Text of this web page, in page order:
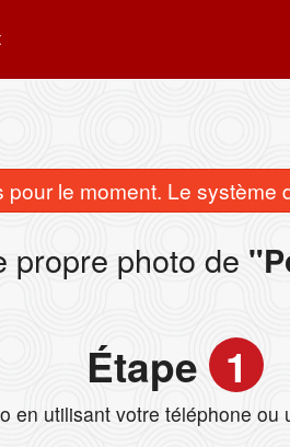
pour le moment. Le système
propre photo de
Étape 1
en utilisant votre téléphone ou